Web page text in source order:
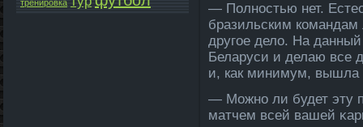
тренировка
— Полностью нет.
бразильским
другое дело. На
Беларуси и делаю все
и, как минимум,
— Можнο ли будет эту
матчем всей вашей